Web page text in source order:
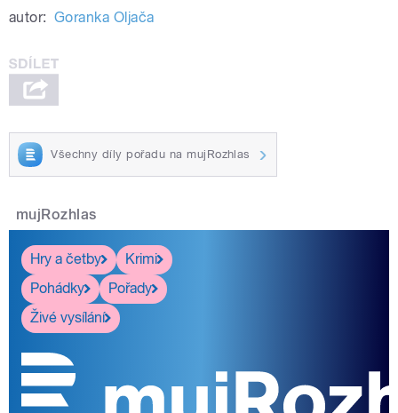
autor: Goranka Oljača
Všechny díly pořadu na mujRozhlas
mujRozhlas
Hry a četby
Krimi
Pohádky
Pořady
Živé vysílání